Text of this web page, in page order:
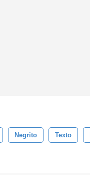
Negrito Texto